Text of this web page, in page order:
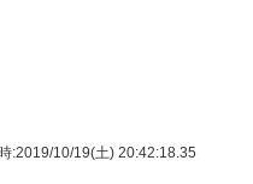
:2019/10/19(土) 20:42:18.35